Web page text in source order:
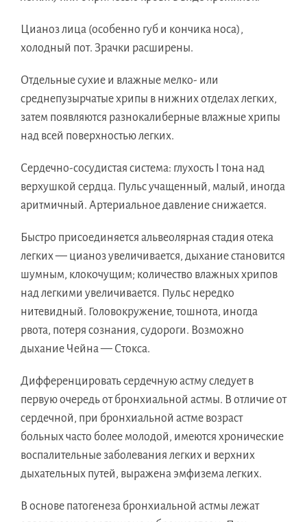
Цианоз лица (особенно губ и кончика носа),
холодный пот. Зрачки расширены.
Отдельные сухие и влажные мелко- или
среднепузырчатые хрипы в нижних отделах легких,
затем появляются разнокалиберные влажные хрипы
над всей поверхностью легких.
Сердечно-сосудистая система: глухость I тона над
верхушкой сердца. Пульс учащенный, малый, иногда
аритмичный. Артериальное давление снижается.
Быстро присоединяется альвеолярная стадия отека
легких — цианоз увеличивается, дыхание становится
шумным, клокочущим; количество влажных хрипов
над легкими увеличивается. Пульс нередко
нитевидный. Головокружение, тошнота, иногда
рвота, потеря сознания, судороги. Возможно
дыхание Чейна — Стокса.
Дифференцировать сердечную астму следует в
первую очередь от бронхиальной астмы. В отличие от
сердечной, при бронхиальной астме возраст
больных часто более молодой, имеются хронические
воспалительные заболевания легких и верхних
дыхательных путей, выражена эмфизема легких.
В основе патогенеза бронхиальной астмы лежат